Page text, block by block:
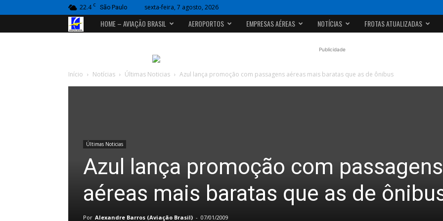
22.4 C São Paulo sexta-feira, 7 agosto, 2026
Portal
HOME – AVIAÇÃO BRASIL AEROPORTOS EMPRESAS AÉREAS NOTÍCIAS FROTAS ATUALIZADAS
Publicidade
Início Notícias Últimas Noticias Azul lança promoção com passagens aéreas mais baratas que as de ônibus
Últimas Noticias
Azul lança promoção com passagens
aéreas mais baratas que as de
Por Alexandre Barros (Aviação Brasil) - 07/01/2009